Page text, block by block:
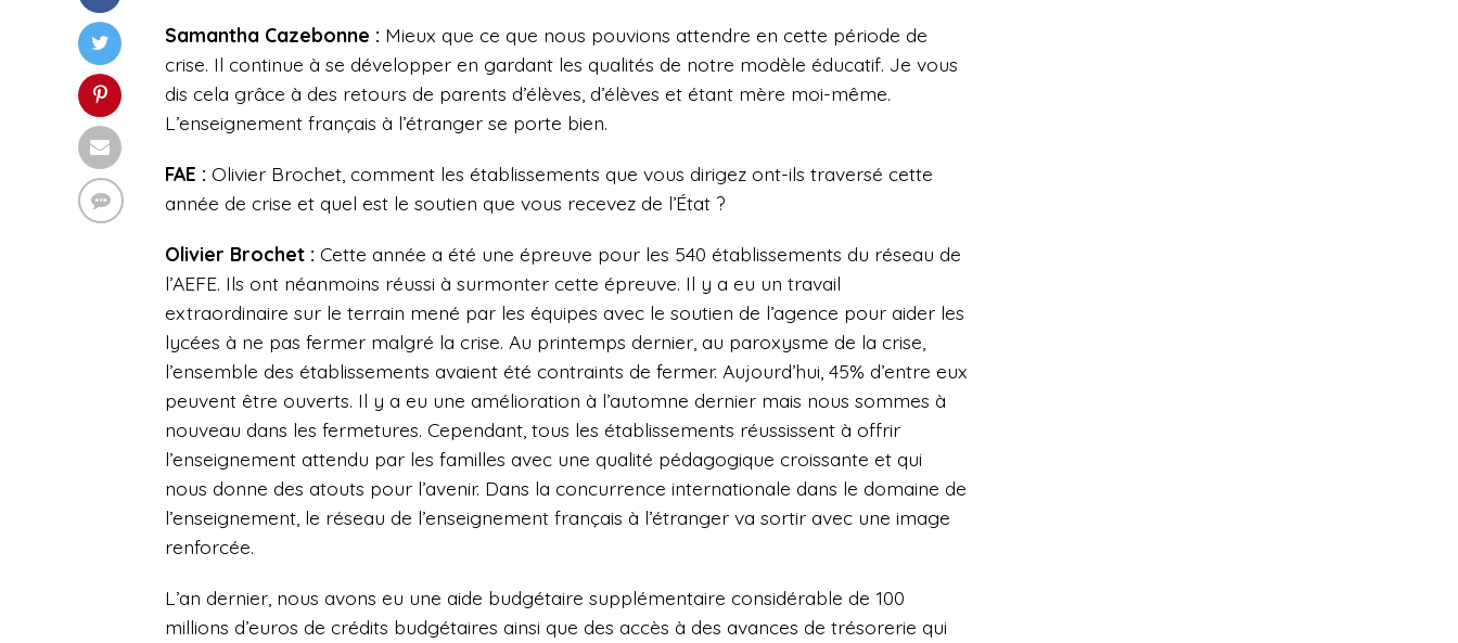
Samantha Cazebonne : Mieux que ce que nous pouvions attendre en cette période de
crise. Il continue à se développer en gardant les qualités de notre modèle éducatif. Je vous
dis cela grâce à des retours de parents d’élèves, d’élèves et étant mère moi-même.
L’enseignement français à l’étranger se porte bien.
FAE : Olivier Brochet, comment les établissements que vous dirigez ont-ils traversé cette
année de crise et quel est le soutien que vous recevez de l’État ?
Olivier Brochet : Cette année a été une épreuve pour les 540 établissements du réseau de
l’AEFE. Ils ont néanmoins réussi à surmonter cette épreuve. Il y a eu un travail
extraordinaire sur le terrain mené par les équipes avec le soutien de l’agence pour aider les
lycées à ne pas fermer malgré la crise. Au printemps dernier, au paroxysme de la crise,
l’ensemble des établissements avaient été contraints de fermer. Aujourd’hui, 45% d’entre eux
peuvent être ouverts. Il y a eu une amélioration à l’automne dernier mais nous sommes à
nouveau dans les fermetures. Cependant, tous les établissements réussissent à offrir
l’enseignement attendu par les familles avec une qualité pédagogique croissante et qui
nous donne des atouts pour l’avenir. Dans la concurrence internationale dans le domaine de
l’enseignement, le réseau de l’enseignement français à l’étranger va sortir avec une image
renforcée.
L’an dernier, nous avons eu une aide budgétaire supplémentaire considérable de 100
millions d’euros de crédits budgétaires ainsi que des accès à des avances de trésorerie qui